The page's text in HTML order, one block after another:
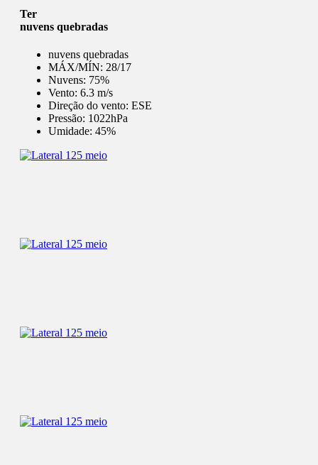
Ter
nuvens quebradas
nuvens quebradas
MÁX/MÍN: 28/17
Nuvens: 75%
Vento: 6.3 m/s
Direção do vento: ESE
Pressão: 1022hPa
Umidade: 45%